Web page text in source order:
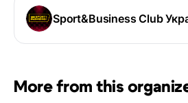
Sport&Business Club
More from this